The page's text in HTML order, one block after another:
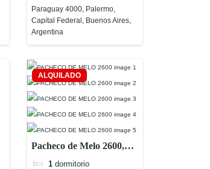
Paraguay 4000, Palermo,
Capital Federal, Buenos Aires,
Argentina
ALQUILADO
Pacheco de Melo 2600,
Recoleta, Capital Federal,
1 dormitorio